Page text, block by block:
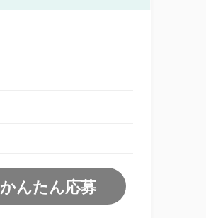
かんたん応募